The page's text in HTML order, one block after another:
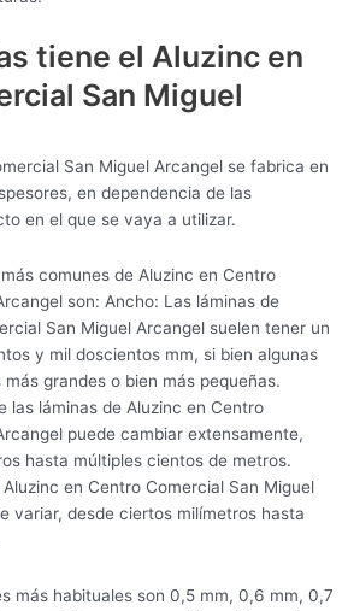
tiene el Aluzinc en
San Miguel
San Miguel Arcangel se fabrica en
en dependencia de las
en el que se vaya a utilizar.
comunes de Aluzinc en Centro
son: Ancho: Las láminas de
San Miguel Arcangel suelen tener un
y mil doscientos mm, si bien algunas
grandes o bien más pequeñas.
las láminas de Aluzinc en Centro
puede cambiar extensamente,
hasta múltiples cientos de metros.
en Centro Comercial San Miguel
variar, desde ciertos milímetros hasta
más habituales son 0,5 mm, 0,6 mm, 0,7